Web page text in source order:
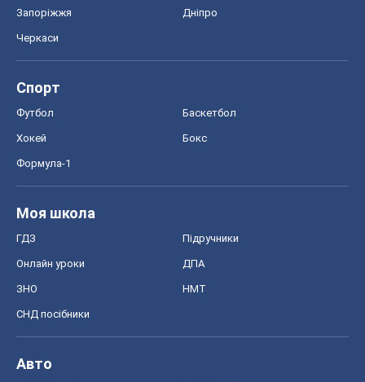
Запоріжжя Дніпро
Черкаси
Спорт
Футбол Баскетбол
Хокей Бокс
Формула-1
Моя школа
ГДЗ Підручники
Онлайн уроки ДПА
ЗНО НМТ
СНД посібники
Авто